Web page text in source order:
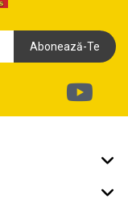
Abonează-Te